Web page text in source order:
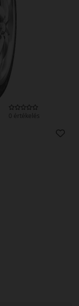
0 értékelés